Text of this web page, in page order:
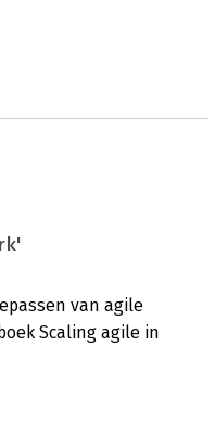
van agile
Scaling agile in